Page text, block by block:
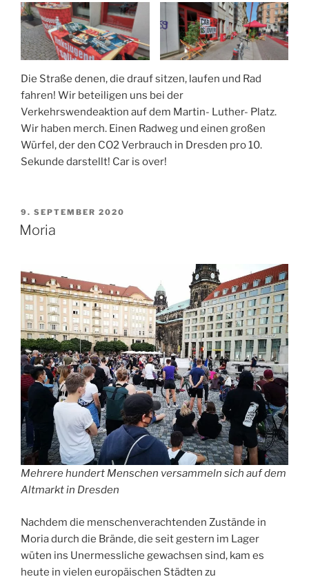
Die Straße denen, die drauf sitzen, laufen und Rad
fahren! Wir beteiligen uns bei der
Verkehrswendeaktion auf dem Martin- Luther- Platz.
Wir haben merch. Einen Radweg und einen großen
Würfel, der den CO2 Verbrauch in Dresden pro 10.
Sekunde darstellt! Car is over!
VERÖFFENTLICHT
AM
9. SEPTEMBER 2020
Moria
Mehrere hundert Menschen versammeln sich auf dem
Altmarkt in Dresden
Nachdem die menschenverachtenden Zustände in
Moria durch die Brände, die seit gestern im Lager
wüten ins Unermessliche gewachsen sind, kam es
heute in vielen europäischen Städten zu